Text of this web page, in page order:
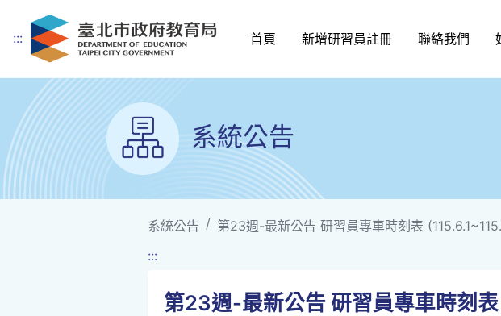
跳到主要內容
::: 首頁 新增研習員註冊 聯絡我們
系統公告
系統公告
第23週-最新公告 研習員專車時刻表
:::
第23週-最新公告 研習員專車時刻